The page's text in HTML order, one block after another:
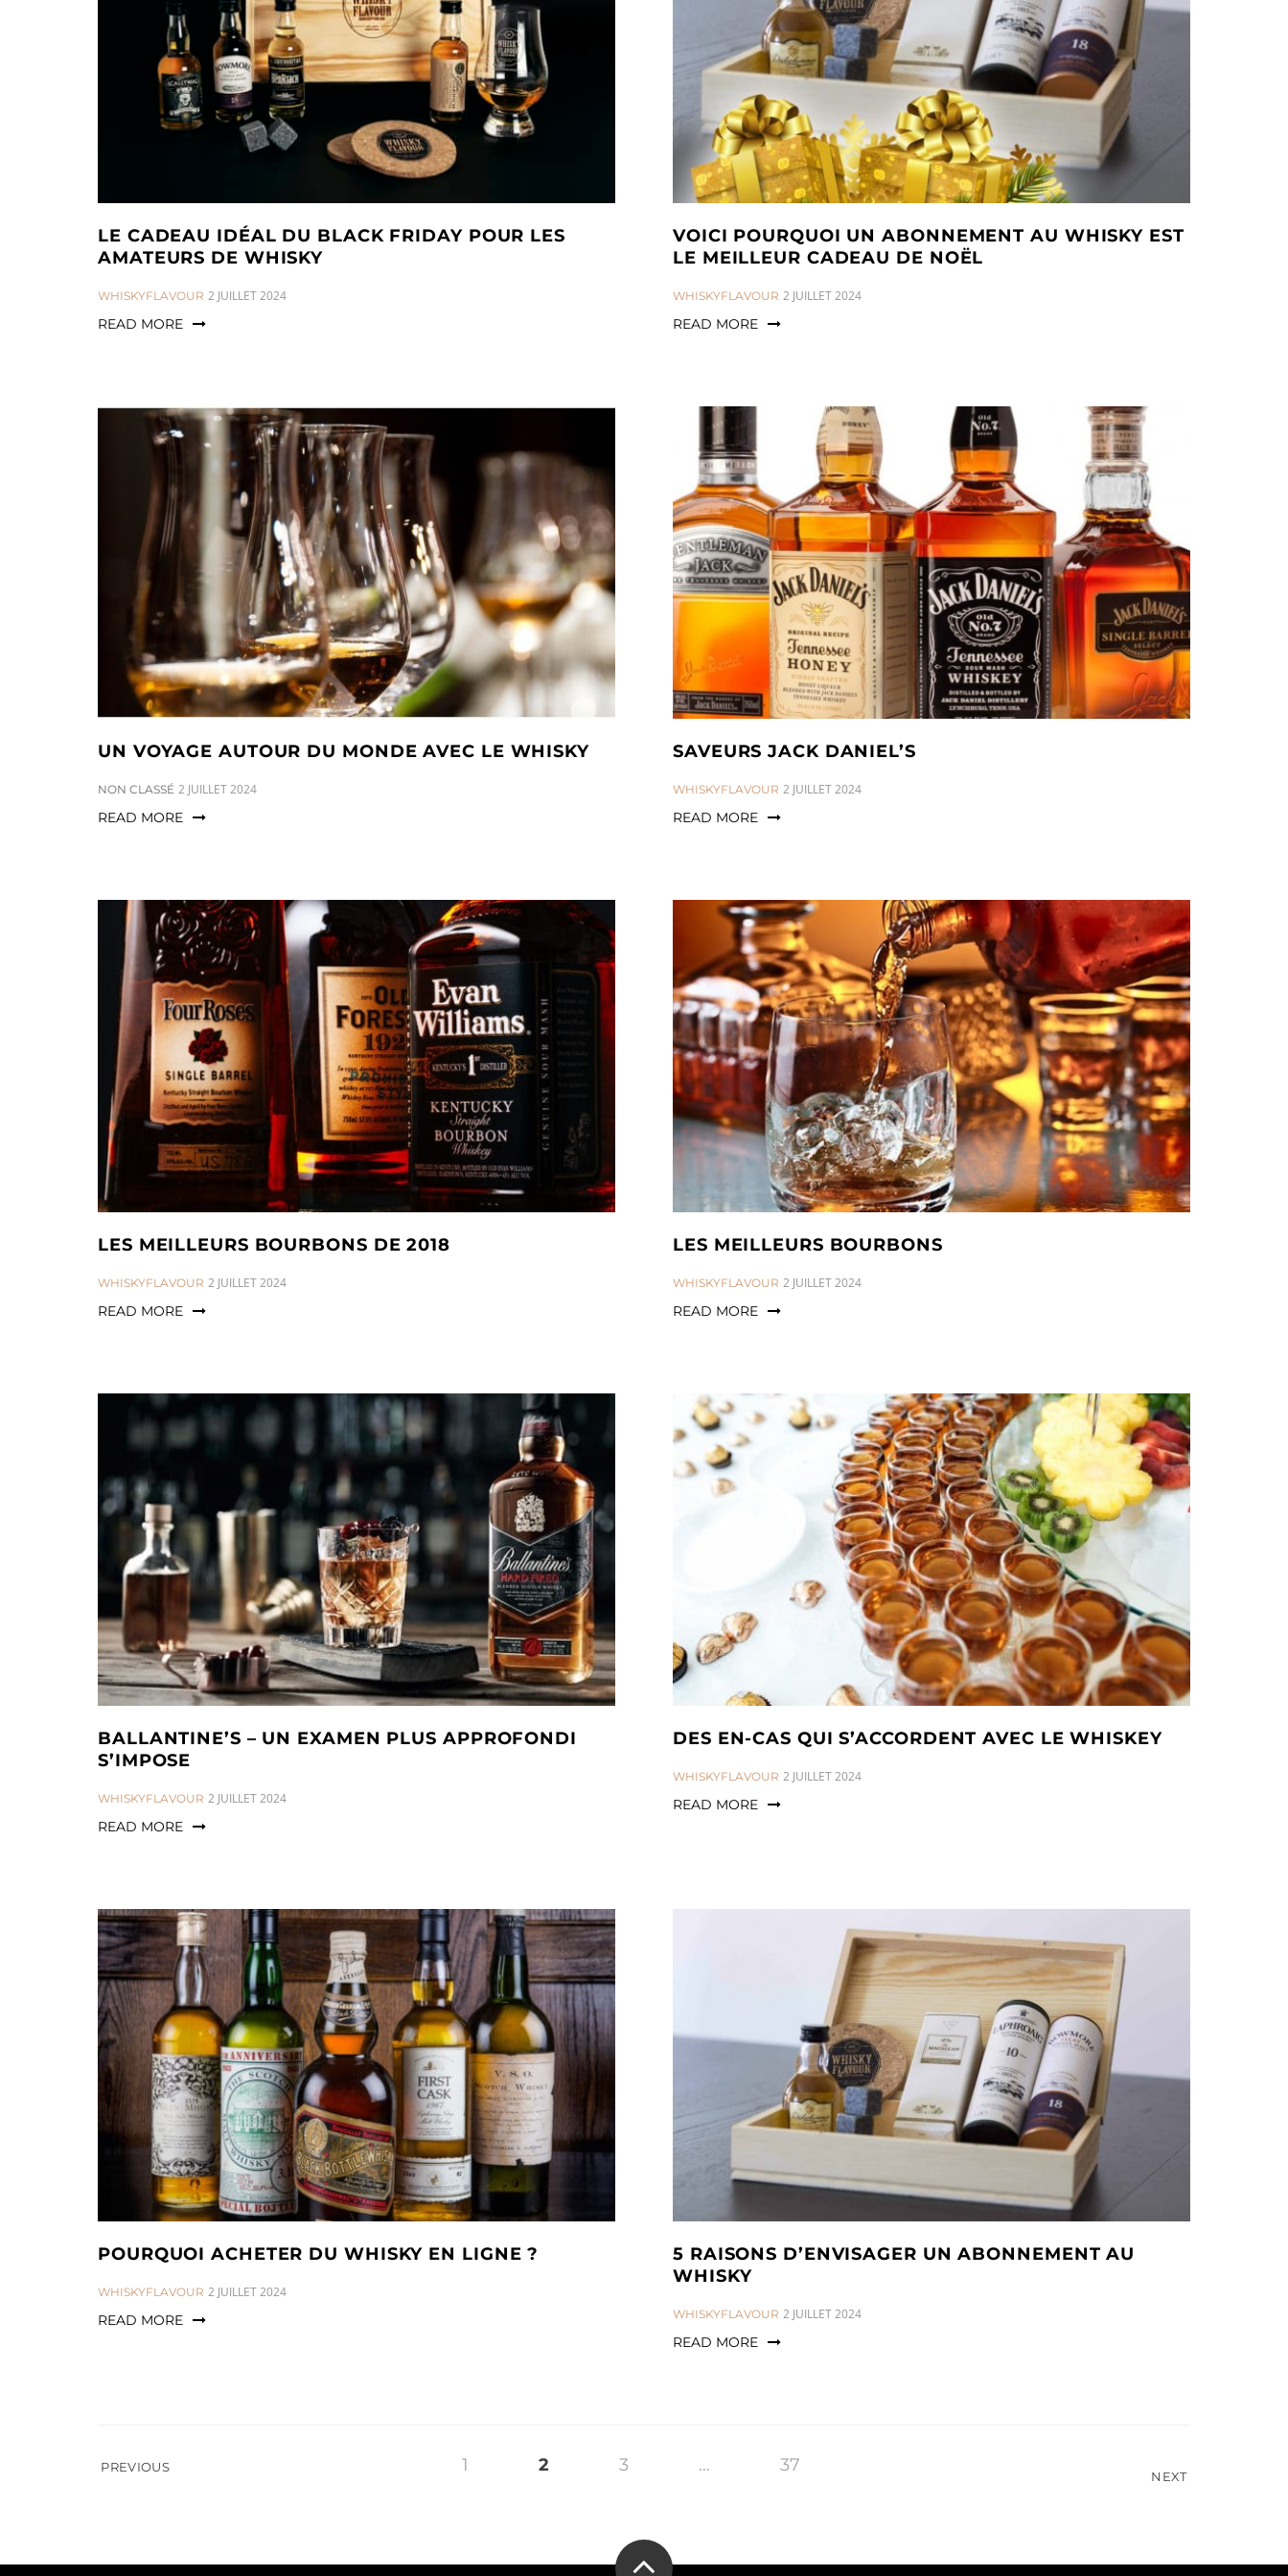
LE CADEAU IDÉAL DU BLACK FRIDAY POUR LES
AMATEURS DE WHISKY
CATEGORIES:
WHISKYFLAVOUR 2 JUILLET 2024
READ MORE
VOICI POURQUOI UN ABONNEMENT AU WHISKY EST
LE MEILLEUR CADEAU DE NOËL
CATEGORIES:
WHISKYFLAVOUR 2 JUILLET 2024
READ MORE
UN VOYAGE AUTOUR DU MONDE AVEC LE WHISKY
CATEGORIES:
NON CLASSÉ 2 JUILLET 2024
READ MORE
SAVEURS JACK DANIEL’S
CATEGORIES:
WHISKYFLAVOUR 2 JUILLET 2024
READ MORE
LES MEILLEURS BOURBONS DE 2018
CATEGORIES:
WHISKYFLAVOUR 2 JUILLET 2024
READ MORE
LES MEILLEURS BOURBONS
CATEGORIES:
WHISKYFLAVOUR 2 JUILLET 2024
READ MORE
BALLANTINE’S – UN EXAMEN PLUS APPROFONDI
S’IMPOSE
CATEGORIES:
WHISKYFLAVOUR 2 JUILLET 2024
READ MORE
DES EN-CAS QUI S’ACCORDENT AVEC LE WHISKEY
CATEGORIES:
WHISKYFLAVOUR 2 JUILLET 2024
READ MORE
POURQUOI ACHETER DU WHISKY EN LIGNE ?
CATEGORIES:
WHISKYFLAVOUR 2 JUILLET 2024
READ MORE
5 RAISONS D’ENVISAGER UN ABONNEMENT AU
WHISKY
CATEGORIES:
WHISKYFLAVOUR 2 JUILLET 2024
READ MORE
Pagination
PREVIOUS 1 2 3 … 37
NEXT